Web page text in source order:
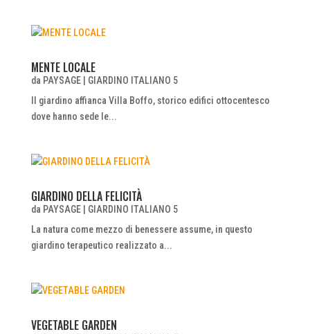
MENTE LOCALE
da PAYSAGE| GIARDINO ITALIANO 5
Il giardino affianca Villa Boffo, storico edifici ottocentesco
dove hanno sede le...
GIARDINO DELLA FELICITÀ
da PAYSAGE| GIARDINO ITALIANO 5
La natura come mezzo di benessere assume, in questo
giardino terapeutico realizzato a...
VEGETABLE GARDEN